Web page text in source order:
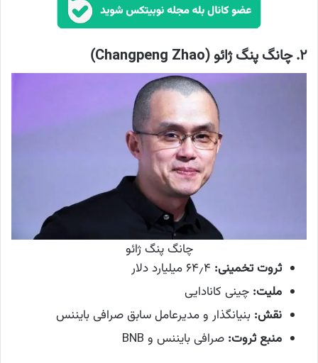
۲. چانگ پنگ ژائو (Changpeng Zhao)
چانگ پنگ ژائو
ثروت تخمینی: ۶۴٫۴ میلیارد دلار
ملیت: چینی کانادایی
نقش: بنیانگذار و مدیرعامل سابق صرافی بایننس
منبع ثروت: صرافی بایننس و BNB